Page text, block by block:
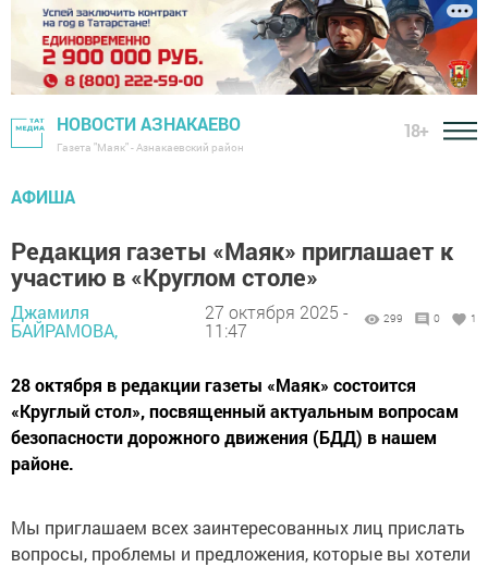
НОВОСТИ АЗНАКАЕВО
Газета "Маяк" - Азнакаевский район
18+
АФИША
Редакция газеты «Маяк» приглашает к
участию в «Круглом столе»
Джамиля
БАЙРАМОВА,
27 октября 2025 -
11:47
299 0 1
28 октября в редакции газеты «Маяк» состоится
«Круглый стол», посвященный актуальным вопросам
безопасности дорожного движения (БДД) в нашем
районе.
Мы приглашаем всех заинтересованных лиц прислать
вопросы, проблемы и предложения, которые вы хотели